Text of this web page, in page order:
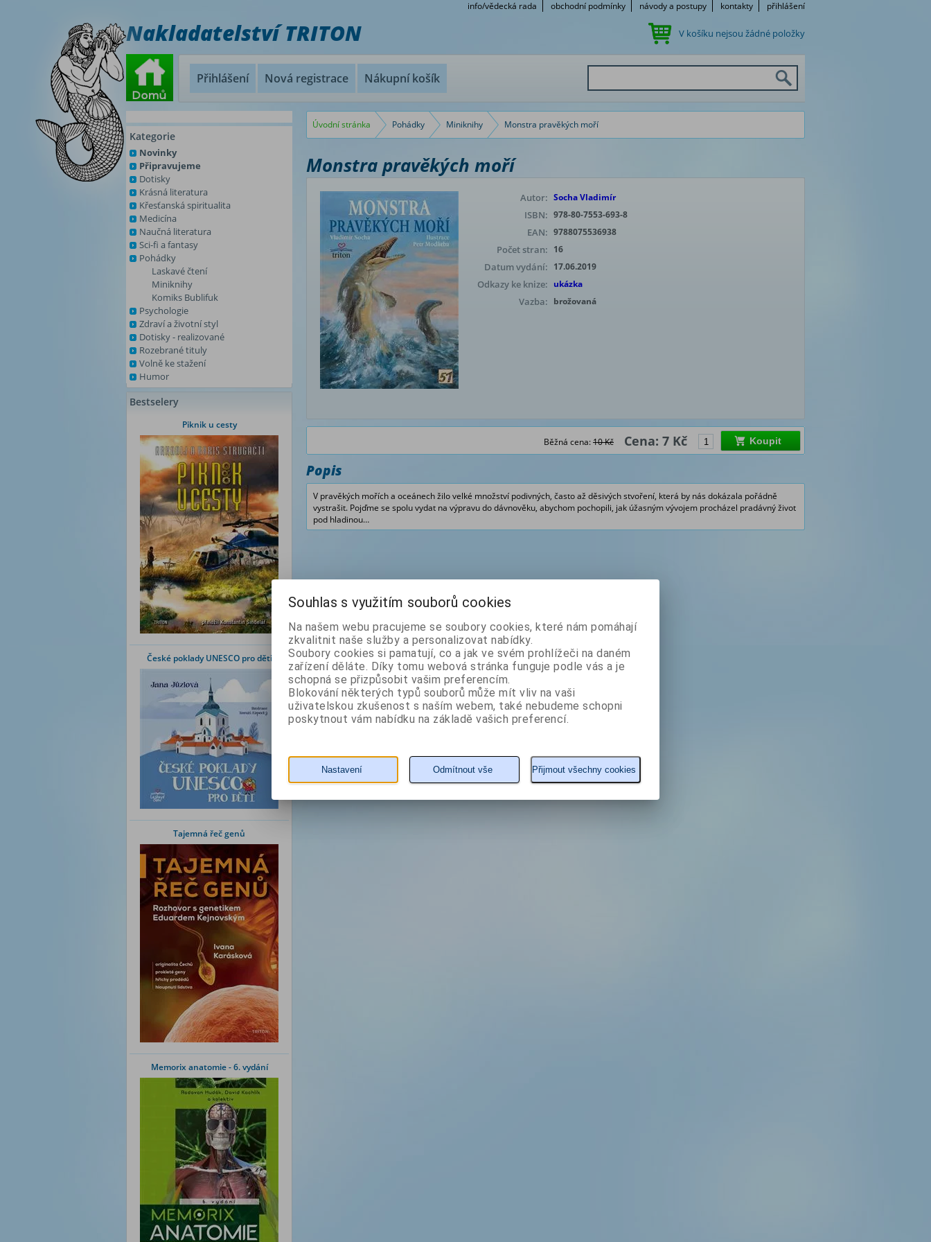
info/vědecká rada obchodní podmínky návody a postupy kontakty přihlášení
Nakladatelství TRITON V košíku nejsou žádné položky
Přihlášení Nová registrace Nákupní košík
Kategorie
Novinky
Připravujeme
Dotisky
Krásná literatura
Křesťanská spiritualita
Medicína
Naučná literatura
Sci-fi a fantasy
Pohádky
Laskavé čtení
Miniknihy
Komiks Bublifuk
Psychologie
Zdraví a životní styl
Dotisky - realizované
Rozebrané tituly
Volně ke stažení
Humor
Bestselery
Piknik u cesty
České poklady UNESCO pro děti
Tajemná řeč genů
Memorix anatomie - 6. vydání
Úvodní stránka Pohádky Miniknihy Monstra pravěkých moří
Monstra pravěkých moří
Autor: Socha Vladimír
ISBN: 978-80-7553-693-8
EAN: 9788075536938
Počet stran: 16
Datum vydání: 17.06.2019
Odkazy ke knize: ukázka
Vazba: brožovaná
Běžná cena:10 Kč Cena: 7 Kč Koupit
Popis
V pravěkých mořích a oceánech žilo velké množství podivných, často až děsivých stvoření, která by nás dokázala pořádně
vystrašit. Pojďme se spolu vydat na výpravu do dávnověku, abychom pochopili, jak úžasným vývojem procházel pradávný život
pod hladinou…
Souhlas s využitím souborů cookies
Na našem webu pracujeme se soubory cookies, které nám pomáhají
zkvalitnit naše služby a personalizovat nabídky.
Soubory cookies si pamatují, co a jak ve svém prohlížeči na daném
zařízení děláte. Díky tomu webová stránka funguje podle vás a je
schopná se přizpůsobit vašim preferencím.
Blokování některých typů souborů může mít vliv na vaši
uživatelskou zkušenost s naším webem, také nebudeme schopni
poskytnout vám nabídku na základě vašich preferencí.
Nastavení Odmítnout vše Přijmout všechny cookies